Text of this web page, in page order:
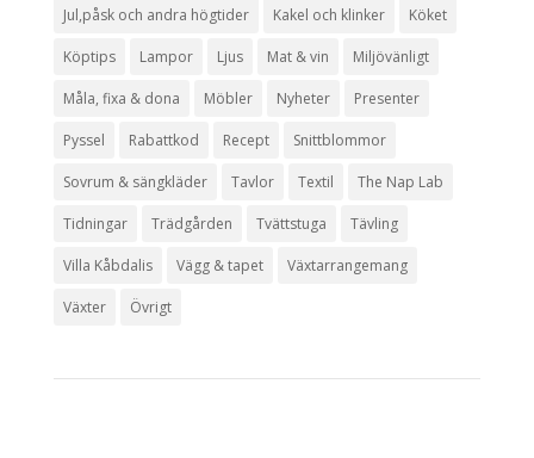
Jul,påsk och andra högtider Kakel och klinker Köket
Köptips Lampor Ljus Mat & vin Miljövänligt
Måla, fixa & dona Möbler Nyheter Presenter
Pyssel Rabattkod Recept Snittblommor
Sovrum & sängkläder Tavlor Textil The Nap Lab
Tidningar Trädgården Tvättstuga Tävling
Villa Kåbdalis Vägg & tapet Växtarrangemang
Växter Övrigt